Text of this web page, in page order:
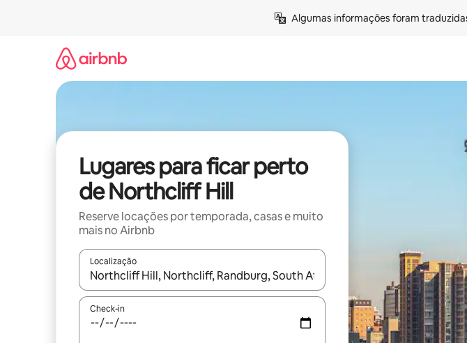
Algumas informações foram
Lugares para ficar perto
de Northcliff Hill
Reserve locações por temporada, casas e muito
mais no Airbnb
Localização
Quando os resultados estiverem disponíveis, explore-os usando as seta para cima
Check-in